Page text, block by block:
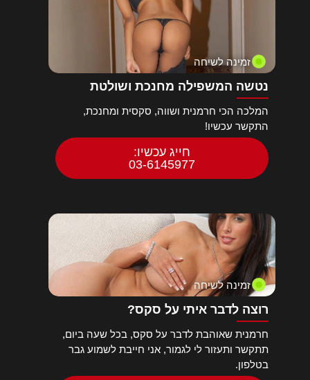
זמינה לשיחה
נטשה המשפילה מחנכת ושולטת
המלכה הכי חרמנית ושווה, סקסית ומחנכת,
התקשר עכשיו!
חייג עכשיו:
03-6145977
זמינה לשיחה
רוצה לדבר איתי על סקס?
חרמנית שאוהבת לדבר על סקס, בכל שעה ביום,
תתקשר ותעזור לי לגמור, אני חייבת לשמוע גבר
בטלפון.